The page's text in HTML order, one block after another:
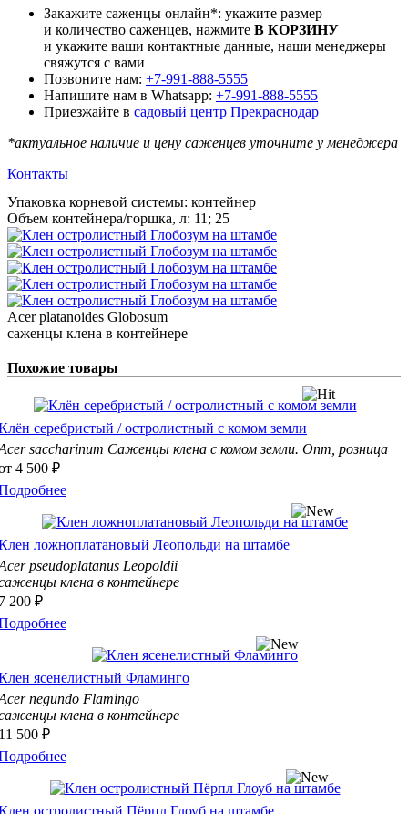
Закажите саженцы онлайн*: укажите размер
и количество саженцев, нажмите В КОРЗИНУ
и укажите ваши контактные данные, наши менеджеры
свяжутся с вами
Позвоните нам: +7-991-888-5555
Напишите нам в Whatsapp: +7-991-888-5555
Приезжайте в садовый центр Прекраснодар
*актуальное наличие и цену саженцев уточните у менеджера
Контакты
Упаковка корневой системы: контейнер
Объем контейнера/горшка, л: 11; 25
Acer platanoides Globosum
саженцы клена в контейнере
Похожие товары
серебристый / остролистный с комом земли
saccharinum Саженцы клена с комом земли. Опт, розница
4 500 ₽
ложноплатановый Леопольди на штамбе
pseudoplatanus Leopoldii
клена в контейнере
200 ₽
ясенелистный Фламинго
negundo Flamingo
клена в контейнере
500 ₽